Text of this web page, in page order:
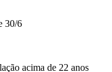
30/6
acima de 22 anos